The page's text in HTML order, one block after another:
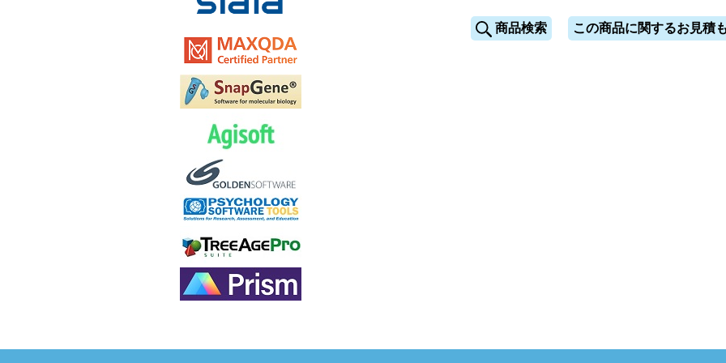
商品検索 この商品に関するお見積